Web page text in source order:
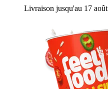
Livraison jusqu'au 17 août